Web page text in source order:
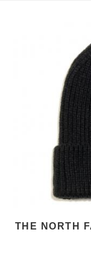
THE NORTH